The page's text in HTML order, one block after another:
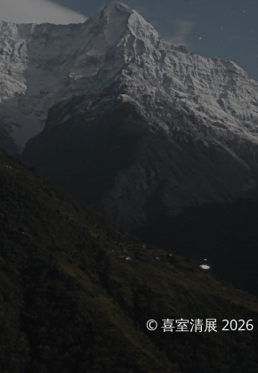
© 喜室清展 2026